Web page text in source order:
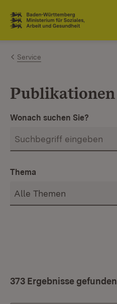
Zum Inhalt springen
Link zur Startseite
Service
Publikationen
Wonach suchen Sie?
Thema
373 Ergebnisse gefunden